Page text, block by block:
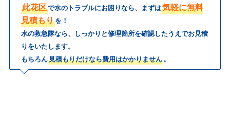
此花区で水のトラブルにお困りなら、まずは気軽に無料
見積もりを！
水の救急隊なら、しっかりと修理箇所を確認したうえでお見積
りをいたします。
もちろん見積もりだけなら費用はかかりません。